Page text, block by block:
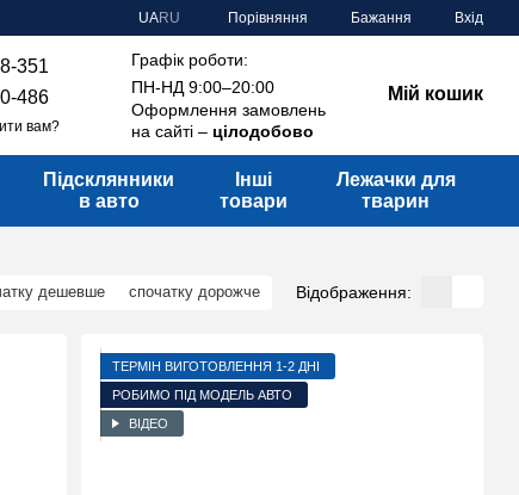
UARU Порівняння Бажання Вхід
351
486
вам?
Графік роботи:
ПН-НД 9:00–20:00
Оформлення замовлень
на сайті – цілодобово
Мій кошик
Підсклянники
в авто
Інші
товари
Лежачки для
тварин
дешевше спочатку дорожче Відображення:
ТЕРМІН ВИГОТОВЛЕННЯ 1-2 ДНІ
РОБИМО ПІД МОДЕЛЬ АВТО
ВІДЕО